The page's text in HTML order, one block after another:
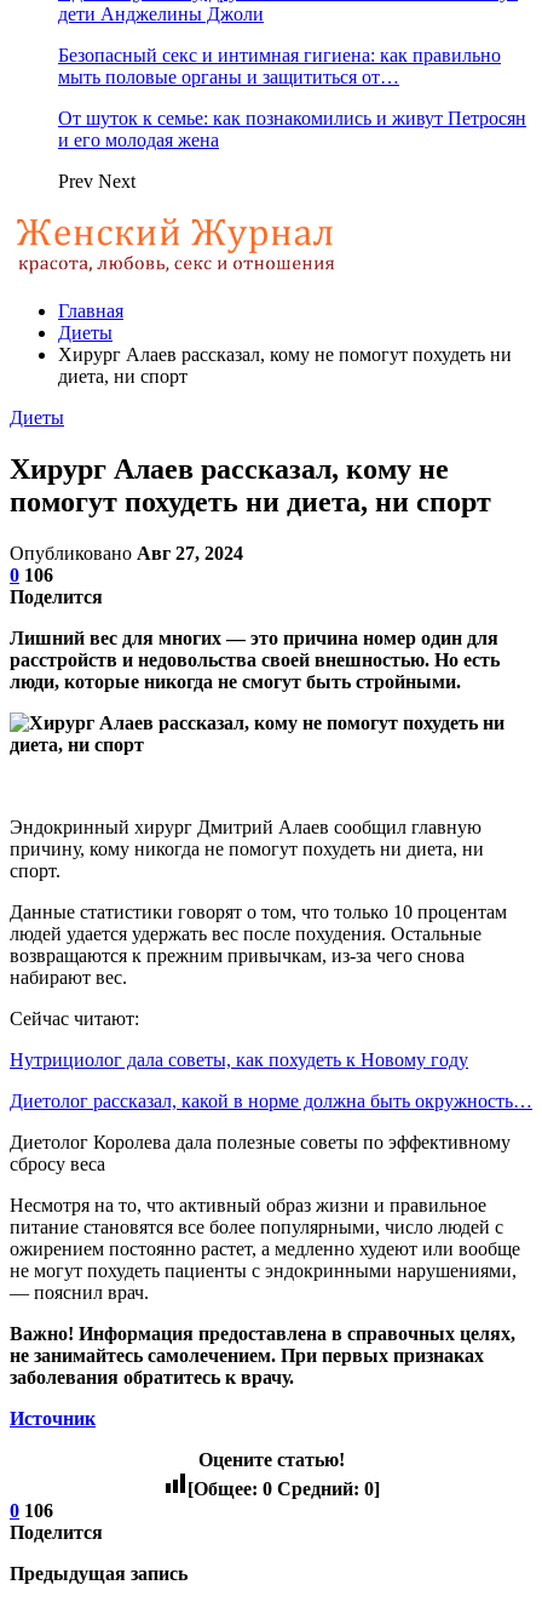
дети Анджелины Джоли
Безопасный секс и интимная гигиена: как правильно
мыть половые органы и защититься от…
От шуток к семье: как познакомились и живут Петросян
и его молодая жена
Prev Next
Главная
Диеты
Хирург Алаев рассказал, кому не помогут похудеть ни
диета, ни спорт
Диеты
Хирург Алаев рассказал, кому не
помогут похудеть ни диета, ни спорт
Опубликовано Авг 27, 2024
0 106
Поделится
Лишний вес для многих — это причина номер один для
расстройств и недовольства своей внешностью. Но есть
люди, которые никогда не смогут быть стройными.
Эндокринный хирург Дмитрий Алаев сообщил главную
причину, кому никогда не помогут похудеть ни диета, ни
спорт.
Данные статистики говорят о том, что только 10 процентам
людей удается удержать вес после похудения. Остальные
возвращаются к прежним привычкам, из-за чего снова
набирают вес.
Сейчас читают:
Нутрициолог дала советы, как похудеть к Новому году
Диетолог рассказал, какой в норме должна быть окружность…
Диетолог Королева дала полезные советы по эффективному
сбросу веса
Несмотря на то, что активный образ жизни и правильное
питание становятся все более популярными, число людей с
ожирением постоянно растет, а медленно худеют или вообще
не могут похудеть пациенты с эндокринными нарушениями,
— пояснил врач.
Важно! Информация предоставлена в справочных целях,
не занимайтесь самолечением. При первых признаках
заболевания обратитесь к врачу.
Источник
Оцените статью!
[Общее: 0Средний: 0]
0 106
Поделится
Предыдущая запись